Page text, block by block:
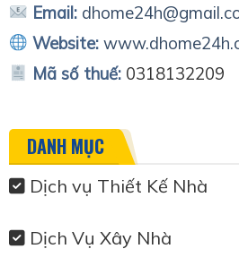
Email:
Website:
Mã số thuế: 0318132209
DANH MỤC
Dịch vụ Thiết Kế Nhà
Dịch Vụ Xây Nhà